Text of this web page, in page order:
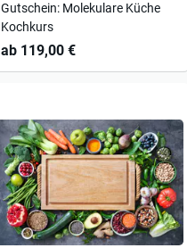
Gutschein: Molekulare Küche
Kochkurs
ab 119,00 €